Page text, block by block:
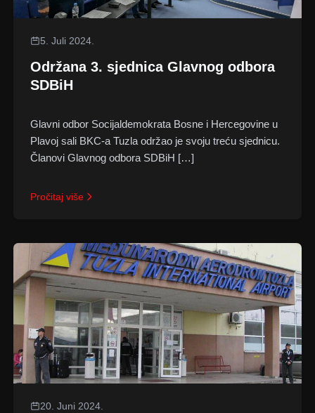
5. Juli 2024.
Održana 3. sjednica Glavnog odbora
SDBiH
Glavni odbor Socijaldemokrata Bosne i Hercegovine u
Plavoj sali BKC-a Tuzla održao je svoju treću sjednicu.
Članovi Glavnog odbora SDBiH […]
Pročitaj više
20. Juni 2024.